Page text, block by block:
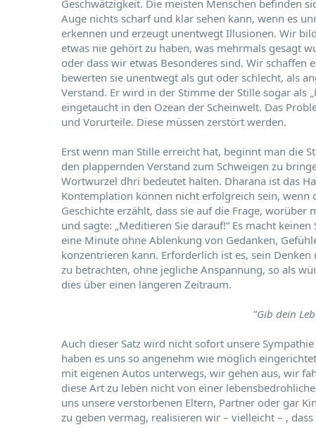
Geschwätzigkeit. Die meisten Menschen befinden
Auge nichts scharf und klar sehen kann, wenn es
erkennen und erzeugt unentwegt Illusionen. Wir
etwas nie gehört zu haben, was mehrmals gesagt
oder dass wir etwas Besonderes sind. Wir schaffen
bewerten sie unentwegt als gut oder schlecht, als
Verstand. Er wird in der Stimme der Stille sogar als
eingetaucht in den Ozean der Scheinwelt. Das
und Vorurteile. Diese müssen zerstört werden.
Erst wenn man Stille erreicht hat, beginnt man die
den plappernden Verstand zum Schweigen zu
Wortwurzel dhri bedeutet halten. Dharana ist das
Kontemplation können nicht erfolgreich sein,
Geschichte erzählt, dass sie auf die Frage,
und sagte: „Meditieren Sie darauf!“ Es macht
eine Minute ohne Ablenkung von Gedanken,
konzentrieren kann. Erforderlich ist es, sein
zu betrachten, ohne jegliche Anspannung, so als
dies über einen längeren Zeitraum.
"Gib dein
Auch dieser Satz wird nicht sofort unsere
haben es uns so angenehm wie möglich
mit eigenen Autos unterwegs, wir gehen aus, wir
diese Art zu leben nicht von einer
uns unsere verstorbenen Eltern, Partner oder gar
zu geben vermag, realisieren wir – vielleicht – ,